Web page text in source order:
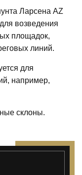
Ларсена AZ
возведения
площадок,
линий.
для
например,
склоны.